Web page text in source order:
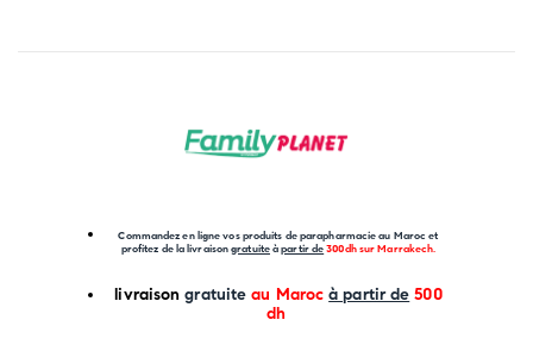
Commandez en ligne vos produits de parapharmacie au Maroc et
profitez de la livraisongratuiteàpartir de300dh surMarrakech.
livraison gratuite au Maroc à partir de 500
dh